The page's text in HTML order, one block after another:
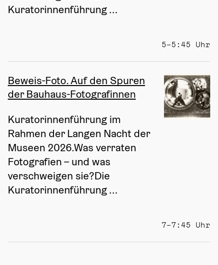
Kuratorinnenführung ...
5–5:45 Uhr
Beweis-Foto. Auf den Spuren
der Bauhaus-Fotografinnen
Kuratorinnenführung im
Rahmen der Langen Nacht der
Museen 2026.Was verraten
Fotografien – und was
verschweigen sie?Die
Kuratorinnenführung ...
7–7:45 Uhr